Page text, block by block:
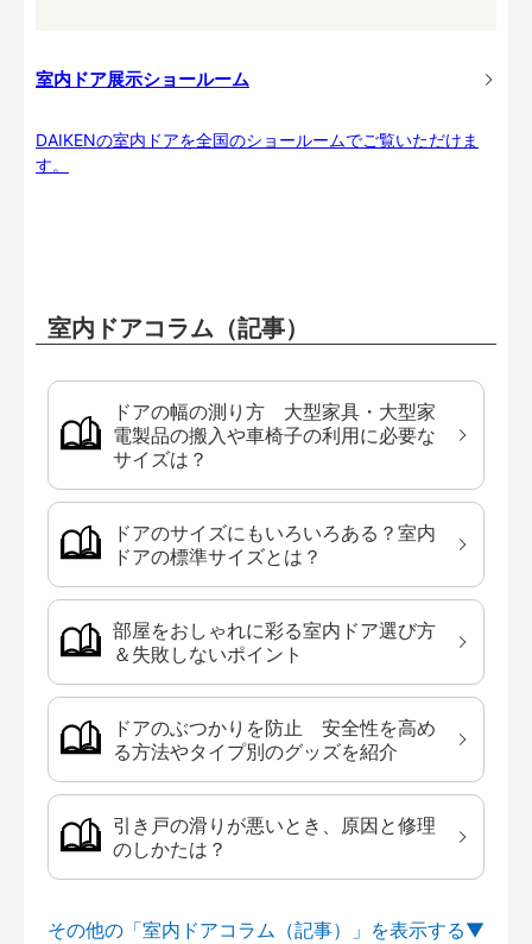
室内ドア展示ショールーム
DAIKENの室内ドアを全国のショールームでご覧いただけま
す。
室内ドアコラム（記事）
ドアの幅の測り方 大型家具・大型家
電製品の搬入や車椅子の利用に必要な
サイズは？
ドアのサイズにもいろいろある？室内
ドアの標準サイズとは？
部屋をおしゃれに彩る室内ドア選び方
＆失敗しないポイント
ドアのぶつかりを防止 安全性を高め
る方法やタイプ別のグッズを紹介
引き戸の滑りが悪いとき、原因と修理
のしかたは？
その他の「室内ドアコラム（記事）」を